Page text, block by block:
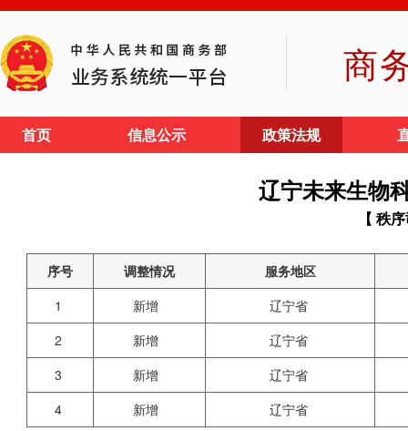
商
首页 信息公示 政策法规
辽宁未来生物
【 秩
序号 调整情况
服务地区
1
新增
辽宁省
2
新增
辽宁省
3
新增
辽宁省
4
新增 辽宁省